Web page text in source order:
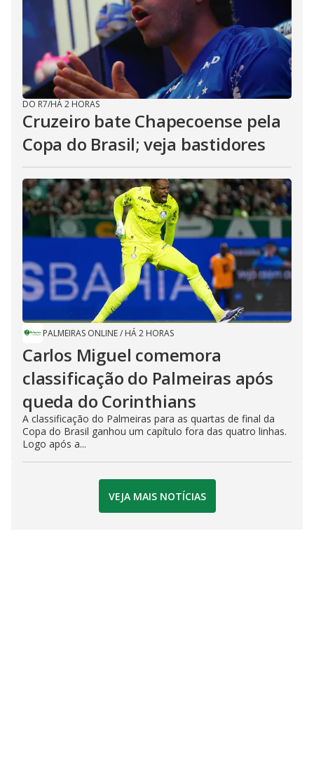
DO R7/HÁ 2 HORAS
Cruzeiro bate Chapecoense pela
Copa do Brasil; veja bastidores
PALMEIRAS ONLINE/ HÁ 2 HORAS
Carlos Miguel comemora
classificação do Palmeiras após
queda do Corinthians
A classificação do Palmeiras para as quartas de final da
Copa do Brasil ganhou um capítulo fora das quatro linhas.
Logo após a...
VEJA MAIS NOTÍCIAS